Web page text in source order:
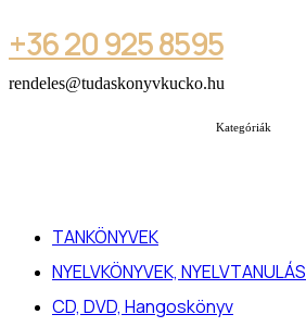
+36 20 925 8595
rendeles@tudaskonyvkucko.hu
Kategóriák
TANKÖNYVEK
NYELVKÖNYVEK, NYELVTANULÁS
CD, DVD, Hangoskönyv